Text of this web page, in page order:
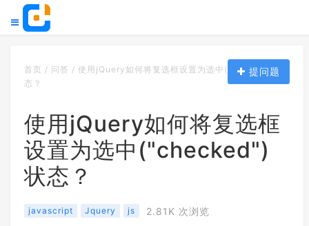
提问题
首页 / 问答 / 使用jQuery如何将复选框设置为选中("checked")状
态？
使用jQuery如何将复选框
设置为选中("checked")
状态？
javascript Jquery js 2.81K 次浏览